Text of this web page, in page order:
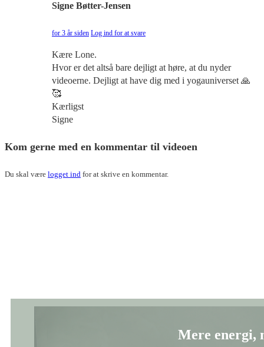
Signe Bøtter-Jensen
for 3 år siden Log ind for at svare
Kære Lone.
Hvor er det altså bare dejligt at høre, at du nyder
videoerne. Dejligt at have dig med i yogauniverset 🙏
🥰
Kærligst
Signe
Kom gerne med en kommentar til videoen
Du skal være logget ind for at skrive en kommentar.
Mere energi,